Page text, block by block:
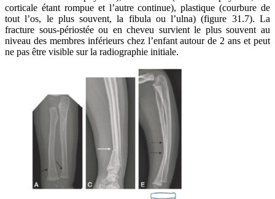
corticale étant rompue et l’autre continue), plastique (courbure de
tout l’os, le plus souvent, la fibula ou l’ulna) (figure 31.7). La
fracture sous-périostée ou en cheveu survient le plus souvent au
niveau des membres inférieurs chez l’enfant autour de 2 ans et peut
ne pas être visible sur la radiographie initiale.